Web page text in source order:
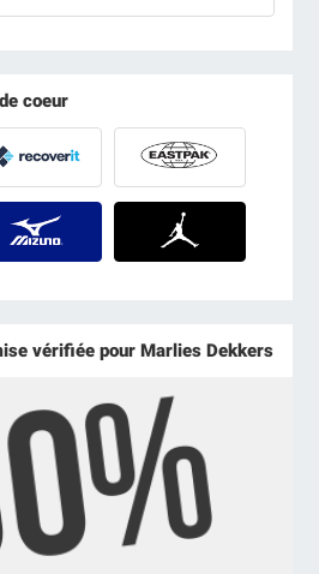
coeur
vérifiée pour Marlies Dekkers